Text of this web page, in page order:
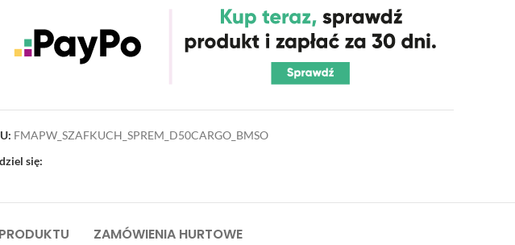
FMAPW_SZAFKUCH_SPREM_D50CARGO_BMSO
się:
ZAMÓWIENIA HURTOWE